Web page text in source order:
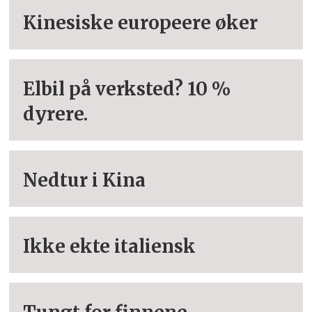
Kinesiske europeere øker
Elbil på verksted? 10 %
dyrere.
Nedtur i Kina
Ikke ekte italiensk